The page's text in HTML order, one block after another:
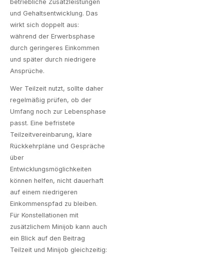
betriebliche Zusatzleistungen
und Gehaltsentwicklung. Das
wirkt sich doppelt aus:
während der Erwerbsphase
durch geringeres Einkommen
und später durch niedrigere
Ansprüche.
Wer Teilzeit nutzt, sollte daher
regelmäßig prüfen, ob der
Umfang noch zur Lebensphase
passt. Eine befristete
Teilzeitvereinbarung, klare
Rückkehrpläne und Gespräche
über
Entwicklungsmöglichkeiten
können helfen, nicht dauerhaft
auf einem niedrigeren
Einkommenspfad zu bleiben.
Für Konstellationen mit
zusätzlichem Minijob kann auch
ein Blick auf den Beitrag
Teilzeit und Minijob gleichzeitig: